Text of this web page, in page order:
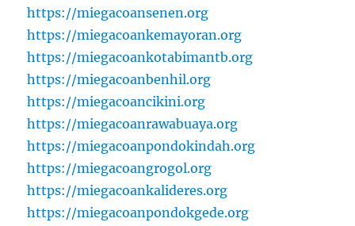
https://miegacoansenen.org
https://miegacoankemayoran.org
https://miegacoankotabimantb.org
https://miegacoanbenhil.org
https://miegacoancikini.org
https://miegacoanrawabuaya.org
https://miegacoanpondokindah.org
https://miegacoangrogol.org
https://miegacoankalideres.org
https://miegacoanpondokgede.org